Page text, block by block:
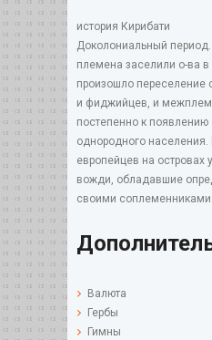
история Кирибати
Доколониальный
племена заселили о-ва
произошло переселение
и фиджийцев, и
постепенно к появлению
однородного
европейцев на
вожди, обладавшие
своими соплеменниками.
Валюта
Гербы
Гимны